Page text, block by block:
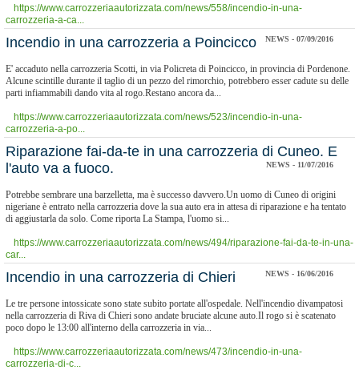
https://www.carrozzeriaautorizzata.com/news/558/incendio-in-una-
carrozzeria-a-ca...
Incendio in una carrozzeria a Poincicco NEWS - 07/09/2016
E' accaduto nella carrozzeria Scotti, in via Policreta di Poincicco, in provincia di Pordenone.
Alcune scintille durante il taglio di un pezzo del rimorchio, potrebbero esser cadute su delle
parti infiammabili dando vita al rogo.Restano ancora da...
https://www.carrozzeriaautorizzata.com/news/523/incendio-in-una-
carrozzeria-a-po...
Riparazione fai-da-te in una carrozzeria di Cuneo. E
l'auto va a fuoco.
NEWS - 11/07/2016
Potrebbe sembrare una barzelletta, ma è successo davvero.Un uomo di Cuneo di origini
nigeriane è entrato nella carrozzeria dove la sua auto era in attesa di riparazione e ha tentato
di aggiustarla da solo. Come riporta La Stampa, l'uomo si...
https://www.carrozzeriaautorizzata.com/news/494/riparazione-fai-da-te-in-una-
car...
Incendio in una carrozzeria di Chieri NEWS - 16/06/2016
Le tre persone intossicate sono state subito portate all'ospedale. Nell'incendio divampatosi
nella carrozzeria di Riva di Chieri sono andate bruciate alcune auto.Il rogo si è scatenato
poco dopo le 13:00 all'interno della carrozzeria in via...
https://www.carrozzeriaautorizzata.com/news/473/incendio-in-una-
carrozzeria-di-c...